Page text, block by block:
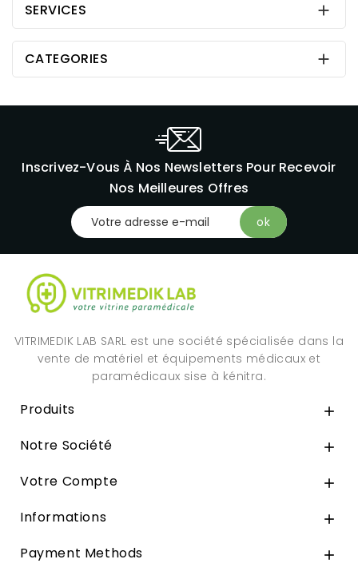
SERVICES 
CATEGORIES 
Inscrivez-Vous À Nos Newsletters Pour Recevoir
Nos Meilleures Offres
VITRIMEDIK LAB SARL est une société spécialisée dans la
vente de matériel et équipements médicaux et
paramédicaux sise à kénitra.
Produits 
Notre Société 
Votre Compte 
Informations 
Payment Methods 